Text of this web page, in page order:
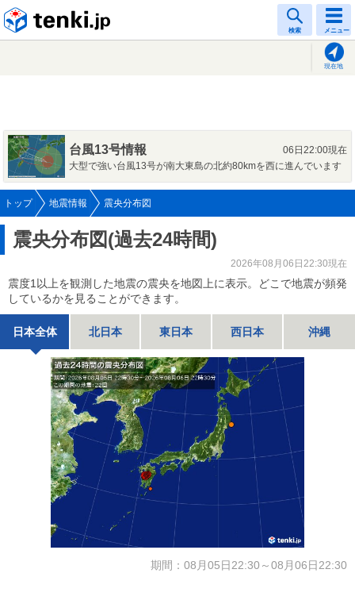
検索 メニュー
現在地
台風13号情報
06日22:00現在
大型で強い台風13号が南大東島の北約80kmを西に進んでいます
トップ 地震情報 震央分布図
震央分布図(過去24時間)
2026年08月06日22:30現在
震度1以上を観測した地震の震央を地図上に表示。どこで地震が頻発
しているかを見ることができます。
日本全体 北日本 東日本 西日本 沖縄
期間：08月05日22:30～08月06日22:30